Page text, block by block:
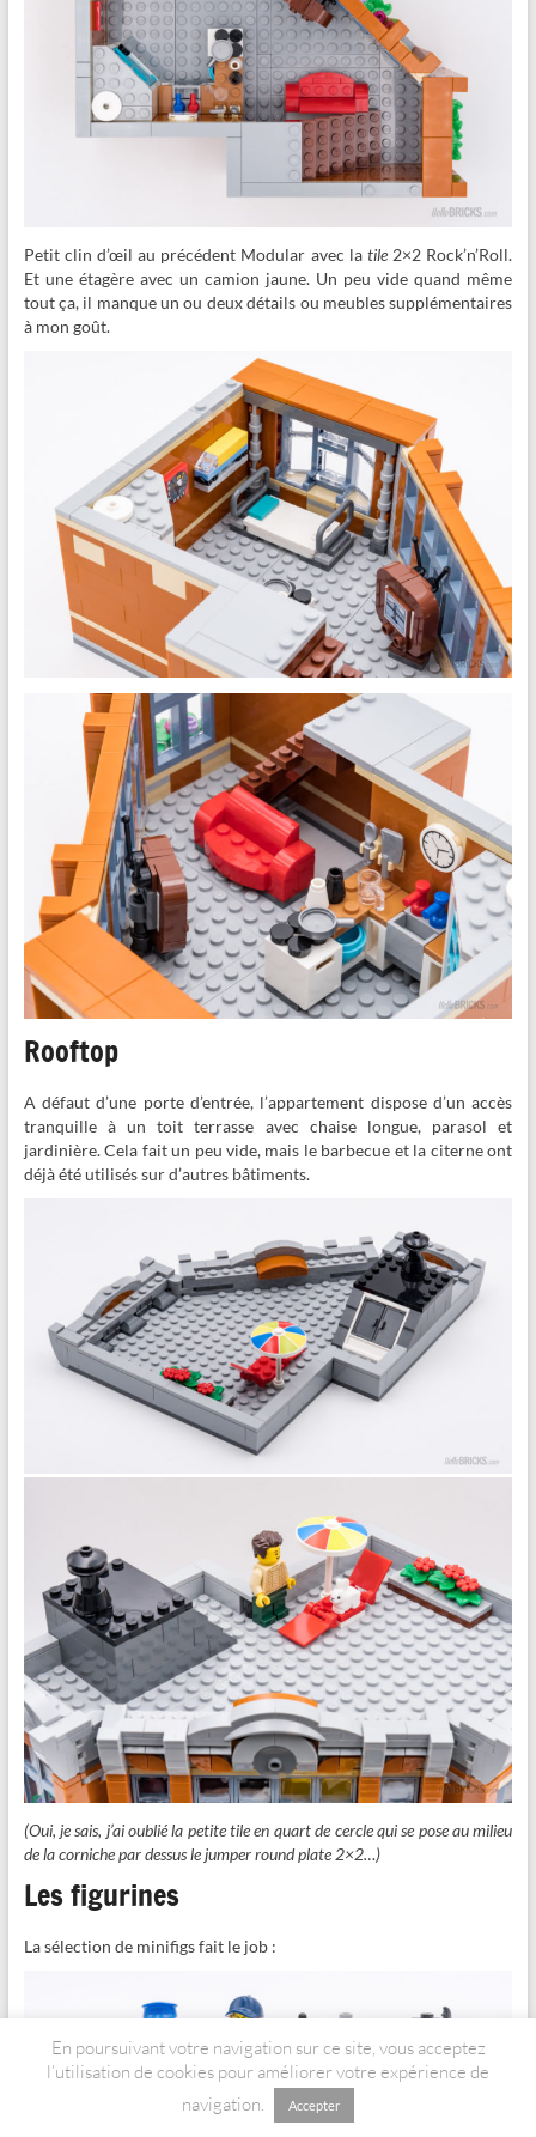
Petit clin d’œil au précédent Modular avec la tile2×2 Rock’n’Roll.
Et une étagère avec un camion jaune. Un peu vide quand même
tout ça, il manque un ou deux détails ou meubles supplémentaires
à mon goût.
Rooftop
A défaut d’une porte d’entrée, l’appartement dispose d’un accès
tranquille à un toit terrasse avec chaise longue, parasol et
jardinière. Cela fait un peu vide, mais le barbecue et la citerne ont
déjà été utilisés sur d’autres bâtiments.
(Oui, je sais, j’ai oublié la petite tile en quart de cercle qui se pose au milieu
de la corniche par dessus le jumper round plate 2×2…)
Les figurines
La sélection de minifigs fait le job :
En poursuivant votre navigation sur ce site, vous acceptez
l’utilisation de cookies pour améliorer votre expérience de
navigation.
Accepter